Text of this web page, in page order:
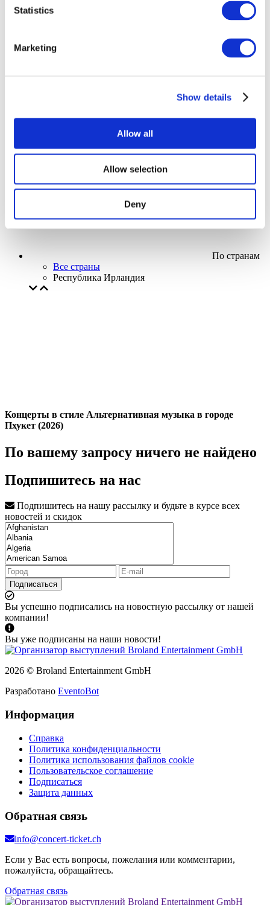
Statistics
Marketing
Show details
Allow all
Allow selection
Deny
Без поджанра
Применить
По странам
Все страны
Республика Ирландия
Концерты в стиле Альтернативная музыка в городе
Пхукет (2026)
По вашему запросу ничего не найдено
Подпишитесь на нас
Подпишитесь на нашу рассылку и будьте в курсе всех
новостей и скидок
Подписаться
Вы успешно подписались на новостную рассылку от нашей
компании!
Вы уже подписаны на наши новости!
2026 © Broland Entertainment GmbH
Разработано EventoBot
Информация
Справка
Политика конфиденциальности
Политика использования файлов cookie
Пользовательское соглашение
Подписаться
Защита данных
Обратная связь
info@concert-ticket.ch
Если у Вас есть вопросы, пожелания или комментарии,
пожалуйста, обращайтесь.
Обратная связь